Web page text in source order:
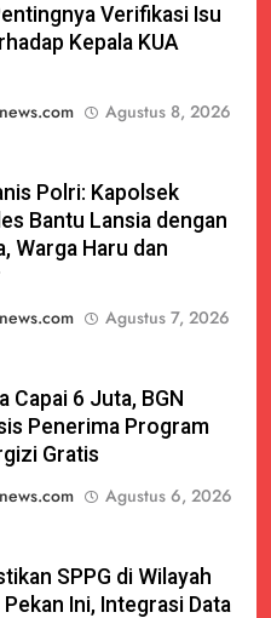
Verifikasi Isu
Kepala KUA
Agustus 8, 2026
Polri: Kapolsek
Bantu Lansia dengan
Warga Haru dan
Agustus 7, 2026
Capai 6 Juta, BGN
Penerima Program
Gratis
Agustus 6, 2026
SPPG di Wilayah
Ini, Integrasi Data